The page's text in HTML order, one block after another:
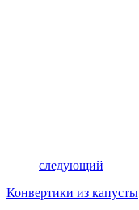
следующий
Конвертики из капусты